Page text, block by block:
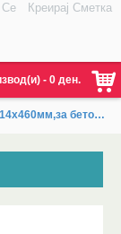
- 0 ден.
Се Креирај Сметка
бетон и ѕид